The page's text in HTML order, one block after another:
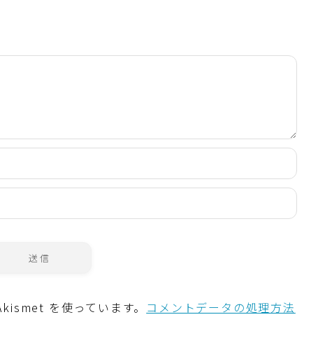
を使っています。 コメントデータの処理方法